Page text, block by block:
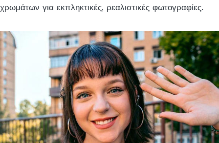
χρωμάτων για εκπληκτικές, ρεαλιστικές φωτογραφίες.